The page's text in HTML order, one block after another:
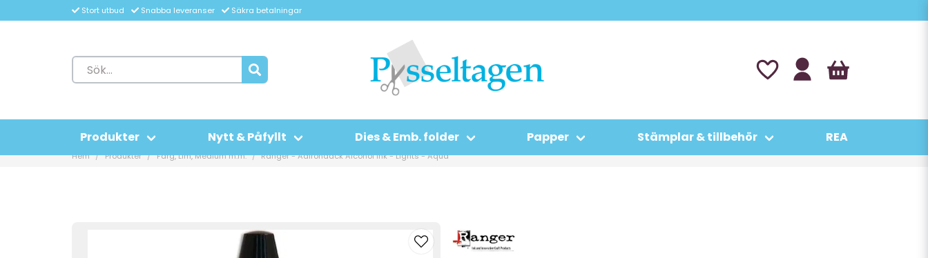
Stort utbud Snabba leveranser Säkra betalningar
Produkter Nytt & Påfyllt Dies & Emb. folder Papper Stämplar & tillbehör REA
Hem Produkter Färg, Lim, Medium m.m. Ranger - Adirondack Alcohol Ink - Lights - Aqua